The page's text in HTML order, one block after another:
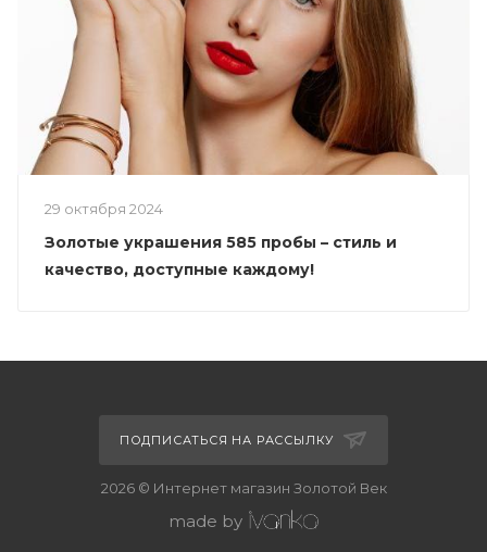
29 октября 2024
Золотые украшения 585 пробы – стиль и
качество, доступные каждому!
ПОДПИСАТЬСЯ НА РАССЫЛКУ
2026 © Интернет магазин Золотой Век
made by